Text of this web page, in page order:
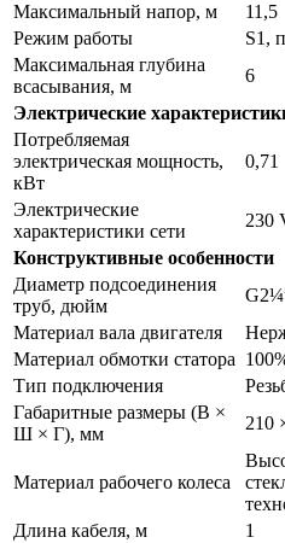
Максимальный напор, м
11,5
Режим работы
S1,
Максимальная глубина
всасывания, м
6
Электрические
Потребляемая
электрическая мощность,
кВт
0,71
Электрические
характеристики сети
230
Конструктивные особенности
Диаметр подсоединения
труб, дюйм
Материал вала двигателя
Материал обмотки статора
Тип подключения
Габаритные размеры (В ×
Ш × Г), мм
210
Материал рабочего колеса
Длина кабеля, м
1